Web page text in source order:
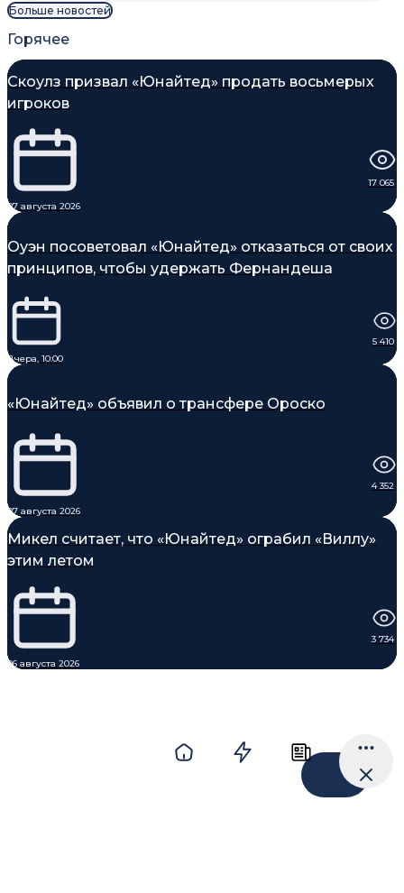
Больше новостей
Горячее
Скоулз призвал «Юнайтед» продать восьмерых
игроков
07 августа 2026
17 065
Оуэн посоветовал «Юнайтед» отказаться от своих
принципов, чтобы удержать Фернандеша
Вчера, 10:00
5 410
«Юнайтед» объявил о трансфере Ороско
07 августа 2026
4 352
Микел считает, что «Юнайтед» ограбил «Виллу»
этим летом
06 августа 2026
3 734